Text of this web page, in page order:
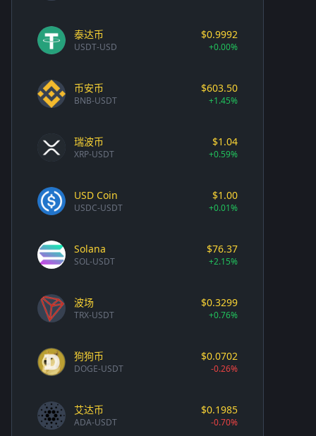
泰达币
USDT-USD
$0.9992
+0.00%
币安币
BNB-USDT
$603.50
+1.45%
瑞波币
XRP-USDT
$1.04
+0.59%
USD Coin
USDC-USDT
$1.00
+0.01%
Solana
SOL-USDT
$76.37
+2.15%
波场
TRX-USDT
$0.3299
+0.76%
狗狗币
DOGE-USDT
$0.0702
-0.26%
艾达币
ADA-USDT
$0.1985
-0.70%